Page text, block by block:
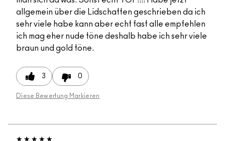
allgemein über die Lidschatten geschrieben da ich
sehr viele habe kann aber echt fast alle empfehlen
ich mag eher nude töne deshalb habe ich sehr viele
braun und gold töne.
3 0
Diese Bewertung Markieren